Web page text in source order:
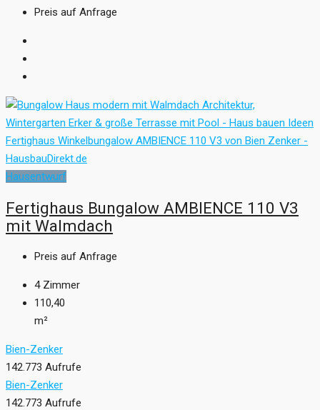
Preis auf Anfrage
Hausentwurf
Fertighaus Bungalow AMBIENCE 110 V3
mit Walmdach
Preis auf Anfrage
4 Zimmer
110,40
m²
Bien-Zenker
142.773 Aufrufe
Bien-Zenker
142.773 Aufrufe